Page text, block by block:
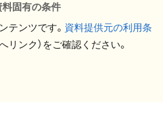
料固有の条件
テンツです。 資料提供元の利用条
リンク）をご確認ください。